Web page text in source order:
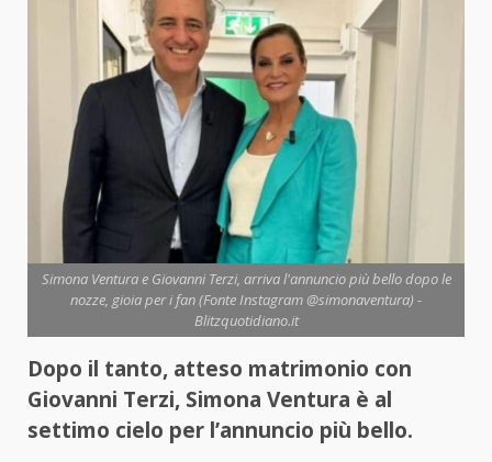
Simona Ventura e Giovanni Terzi, arriva l'annuncio più bello dopo le
nozze, gioia per i fan (Fonte Instagram @simonaventura) -
Blitzquotidiano.it
Dopo il tanto, atteso matrimonio con
Giovanni Terzi, Simona Ventura è al
settimo cielo per l’annuncio più bello.